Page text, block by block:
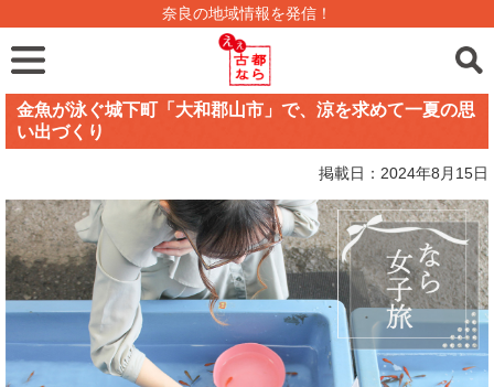
奈良の地域情報を発信！
金魚が泳ぐ城下町「大和郡山市」で、涼を求めて一夏の思
い出づくり
掲載日：2024年8月15日